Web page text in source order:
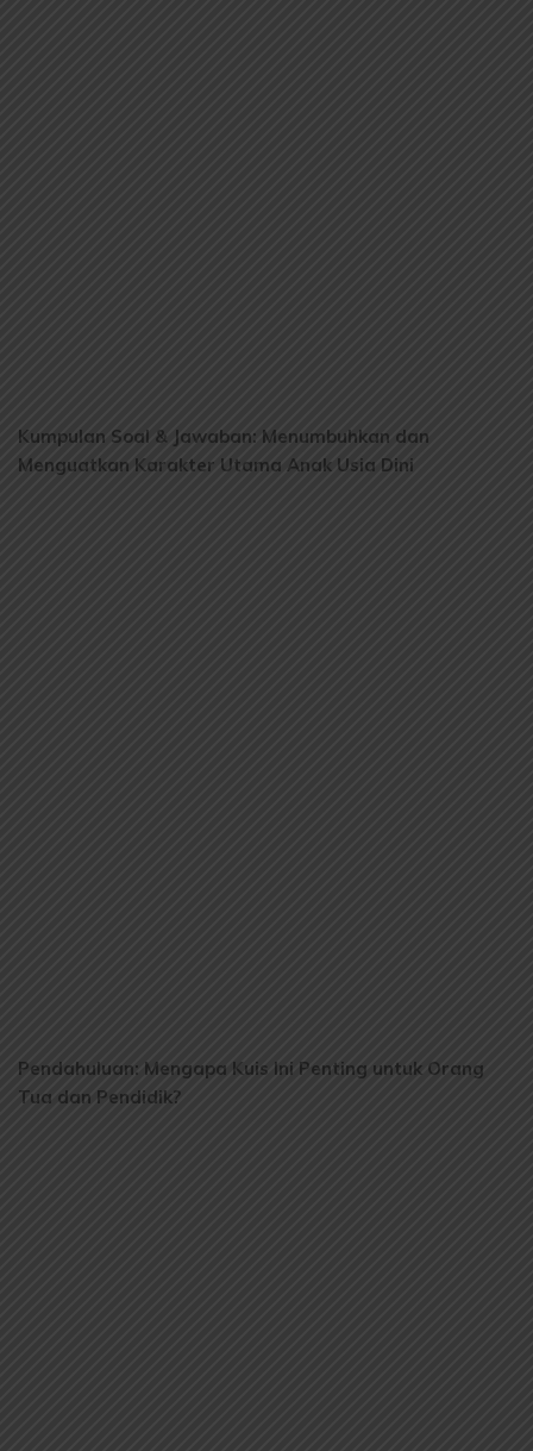
Kumpulan Soal & Jawaban: Menumbuhkan dan
Menguatkan Karakter Utama Anak Usia Dini
Pendahuluan: Mengapa Kuis Ini Penting untuk Orang
Tua dan Pendidik?